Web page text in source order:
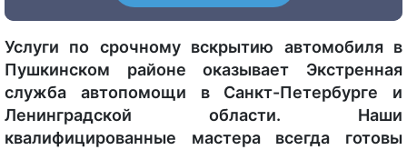
Услуги по срочному вскрытию автомобиля в
Пушкинском районе оказывает Экстренная
служба автопомощи в Санкт-Петербурге и
Ленинградской области. Наши
квалифицированные мастера всегда готовы